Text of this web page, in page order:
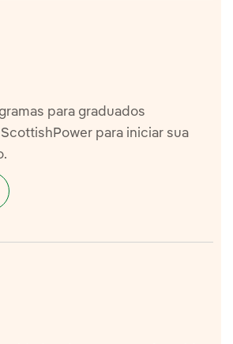
para graduados
para iniciar sua
Link externo, abra em uma nova aba.